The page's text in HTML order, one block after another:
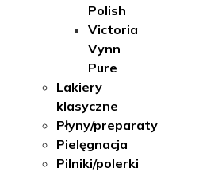
Polish
Victoria
Vynn
Pure
Lakiery
klasyczne
Płyny/preparaty
Pielęgnacja
Pilniki/polerki